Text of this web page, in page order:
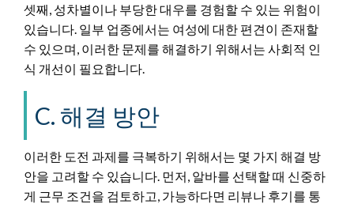
셋째, 성차별이나 부당한 대우를 경험할 수 있는 위험이
있습니다. 일부 업종에서는 여성에 대한 편견이 존재할
수 있으며, 이러한 문제를 해결하기 위해서는 사회적 인
식 개선이 필요합니다.
C. 해결 방안
이러한 도전 과제를 극복하기 위해서는 몇 가지 해결 방
안을 고려할 수 있습니다. 먼저, 알바를 선택할 때 신중하
게 근무 조건을 검토하고, 가능하다면 리뷰나 후기를 통